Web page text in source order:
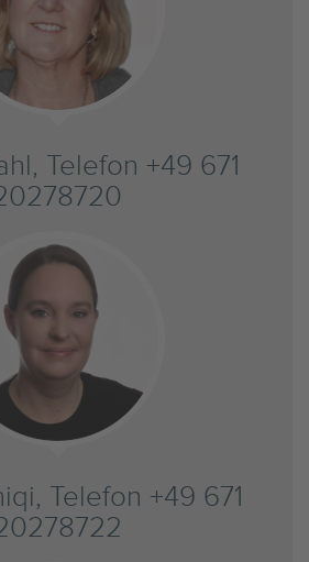
Telefon +49 671
Telefon +49 671